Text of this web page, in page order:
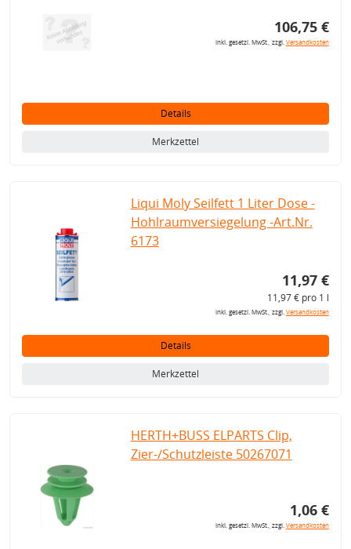
106,75 €
inkl. gesetzl. MwSt., zzgl.Versandkosten
Details
Merkzettel
Liqui Moly Seilfett 1 Liter Dose -
Hohlraumversiegelung -Art.Nr.
6173
11,97 €
11,97 € pro 1 l
inkl. gesetzl. MwSt., zzgl.Versandkosten
Details
Merkzettel
HERTH+BUSS ELPARTS Clip,
Zier-/Schutzleiste 50267071
1,06 €
inkl. gesetzl. MwSt., zzgl.Versandkosten